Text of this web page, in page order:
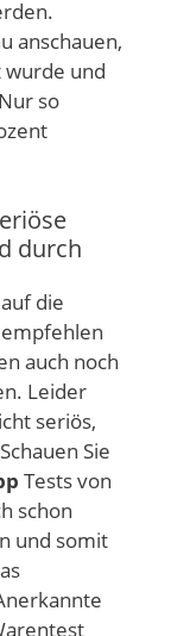
anschauen,
und
so
durch
die
auch noch
Leider
seriös,
Sie
Tests von
schon
und somit